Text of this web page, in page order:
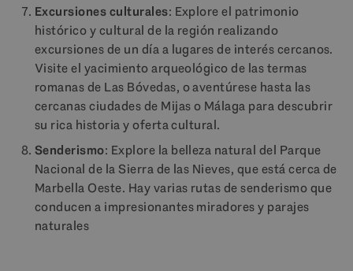
Excursiones culturales: Explore el patrimonio
histórico y cultural de la región realizando
excursiones de un día a lugares de interés cercanos.
Visite el yacimiento arqueológico de las termas
romanas de Las Bóvedas, o aventúrese hasta las
cercanas ciudades de Mijas o Málaga para descubrir
su rica historia y oferta cultural.
Senderismo: Explore la belleza natural del Parque
Nacional de la Sierra de las Nieves, que está cerca de
Marbella Oeste. Hay varias rutas de senderismo que
conducen a impresionantes miradores y parajes
naturales